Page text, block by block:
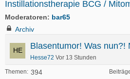
Instillationstherapie BCG /
Moderatoren
bar65
Archiv
Themen 394
Hesse72 Vor 13 Stunden